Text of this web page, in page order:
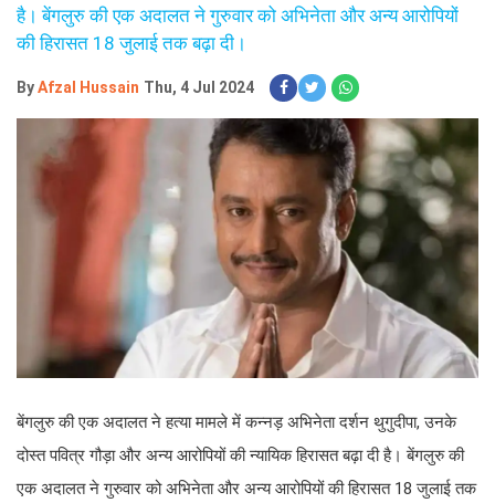
है। बेंगलुरु की एक अदालत ने गुरुवार को अभिनेता और अन्य आरोपियों
की हिरासत 18 जुलाई तक बढ़ा दी।
ByAfzal Hussain Thu, 4 Jul 2024
बेंगलुरु की एक अदालत ने हत्या मामले में कन्नड़ अभिनेता दर्शन थुगुदीपा, उनके
दोस्त पवित्र गौड़ा और अन्य आरोपियों की न्यायिक हिरासत बढ़ा दी है। बेंगलुरु की
एक अदालत ने गुरुवार को अभिनेता और अन्य आरोपियों की हिरासत 18 जुलाई तक